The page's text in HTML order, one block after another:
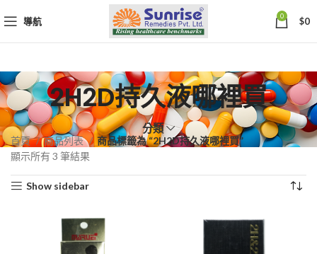
導航 0 $0
2H2D持久液哪裡買
分類
首頁 商品列表
商品標籤為 “2H2D持久液哪裡買”
顯示所有 3 筆結果
排
序
Show sidebar